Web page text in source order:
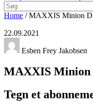
Søg
Home /MAXXIS Minion
22.09.2021
Esben Frey Jakobsen
MAXXIS Minion
Tegn et